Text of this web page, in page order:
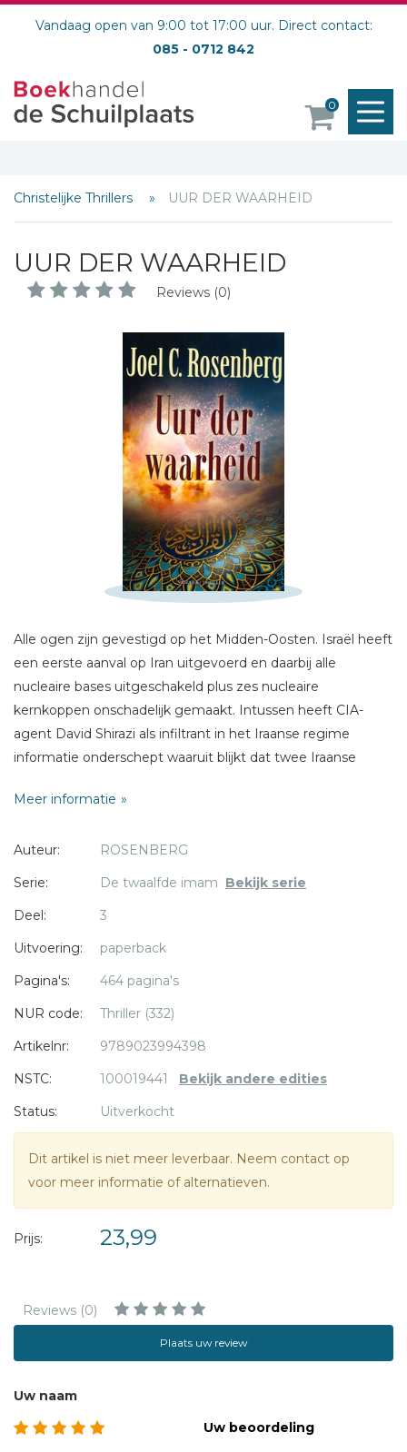
Vandaag open van 9:00 tot 17:00 uur. Direct contact:
085 - 0712 842
0
Christelijke Thrillers UUR DER WAARHEID
UUR DER WAARHEID
Reviews (0)
Alle ogen zijn gevestigd op het Midden-Oosten. Israël heeft
een eerste aanval op Iran uitgevoerd en daarbij alle
nucleaire bases uitgeschakeld plus zes nucleaire
kernkoppen onschadelijk gemaakt. Intussen heeft CIA-
agent David Shirazi als infiltrant in het Iraanse regime
informatie onderschept waaruit blijkt dat twee Iraanse
veiliggesteld op een geheime locatie. Terwijl het gevaar op
race tegen de klok de kernkoppen zien te lokaliseren.
Eerder verschenen in deze serie: De twaalfde Imam en
Operatie Teheran.
Meer informatie
Auteur:
ROSENBERG
Serie:
De twaalfde imam Bekijk serie
Deel:
3
Uitvoering:
paperback
Pagina's:
464 pagina's
NUR code:
Thriller (332)
Artikelnr:
9789023994398
NSTC:
100019441 Bekijk andere edities
Status:
Uitverkocht
Dit artikel is niet meer leverbaar. Neem contact op
voor meer informatie of alternatieven.
Prijs: 23,99
Reviews (0)
Plaats uw review
Sterren
Naam *
E-mail *
Uw naam
Uw beoordeling